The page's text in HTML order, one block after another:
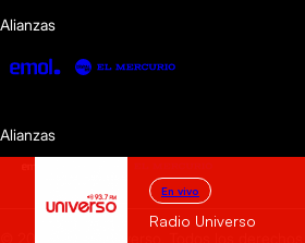
En vivo
Radio Universo
Alianzas
Alianzas